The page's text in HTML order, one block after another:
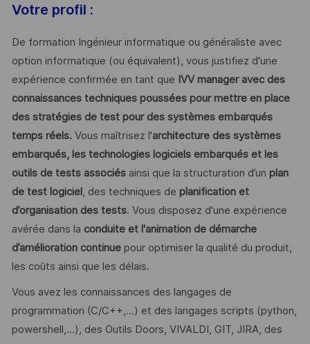
Votre profil :
De formation Ingénieur informatique ou généraliste avec
option informatique (ou équivalent), vous justifiez d'une
expérience confirmée en tant que IVV manager avec des
connaissances techniques poussées pour mettre en place
des stratégies de test pour des systèmes embarqués
temps réels. Vous maîtrisez l'architecture des systèmes
embarqués, les technologies logiciels embarqués et les
outils de tests associésainsi que la structuration d’un plan
de test logiciel , des techniques de planification et
d’organisation des tests. Vous disposez d'une expérience
avérée dans la conduite et l'animation de démarche
d’amélioration continue pour optimiser la qualité du produit,
les coûts ainsi que les délais.
Vous avez les connaissances des langages de
programmation (C/C++,...) et des langages scripts (python,
powershell,...), des Outils Doors, VIVALDI, GIT, JIRA, des